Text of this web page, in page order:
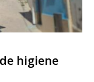
higiene